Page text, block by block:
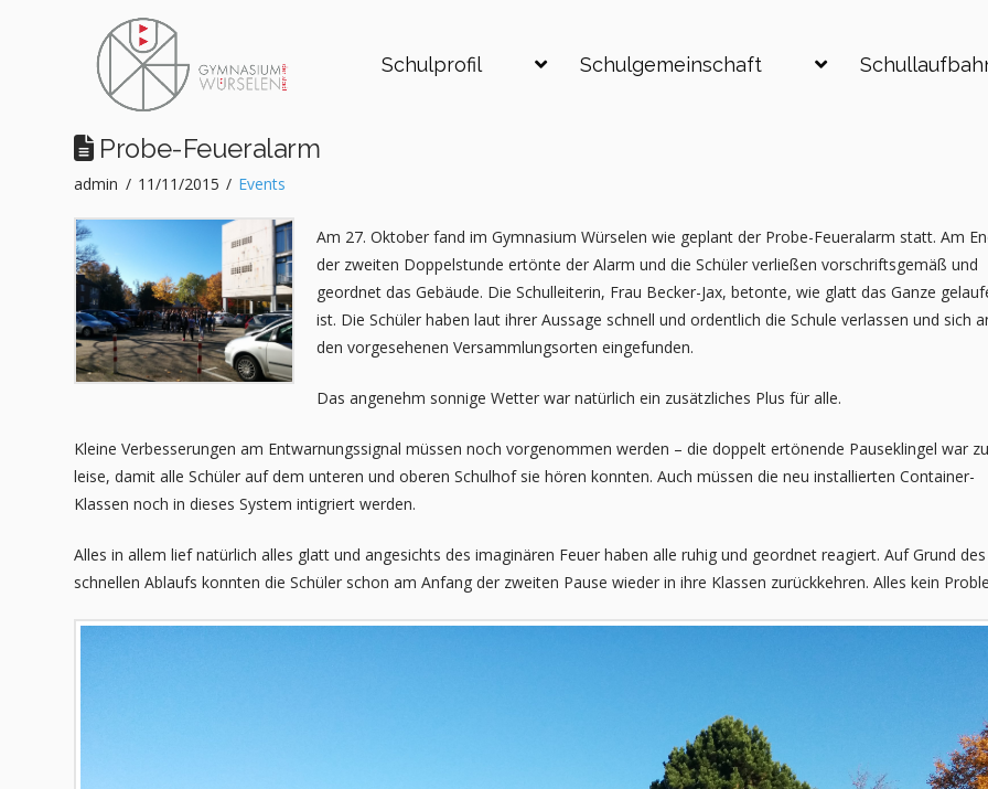
Schulprofil Schulgemeinschaft
Probe-Feueralarm
admin 11/11/2015 Events
Am 27. Oktober fand im Gymnasium Würselen wie geplant der Probe-Feueralarm statt. Am
der zweiten Doppelstunde ertönte der Alarm und die Schüler verließen vorschriftsgemäß und
geordnet das Gebäude. Die Schulleiterin, Frau Becker-Jax, betonte, wie glatt das Ganze
ist. Die Schüler haben laut ihrer Aussage schnell und ordentlich die Schule verlassen und sich
den vorgesehenen Versammlungsorten eingefunden.
Das angenehm sonnige Wetter war natürlich ein zusätzliches Plus für alle.
Kleine Verbesserungen am Entwarnungssignal müssen noch vorgenommen werden – die doppelt ertönende Pauseklingel war
leise, damit alle Schüler auf dem unteren und oberen Schulhof sie hören konnten. Auch müssen die neu installierten Container-
Klassen noch in dieses System intigriert werden.
Alles in allem lief natürlich alles glatt und angesichts des imaginären Feuer haben alle ruhig und geordnet reagiert. Auf Grund des
schnellen Ablaufs konnten die Schüler schon am Anfang der zweiten Pause wieder in ihre Klassen zurückkehren. Alles kein